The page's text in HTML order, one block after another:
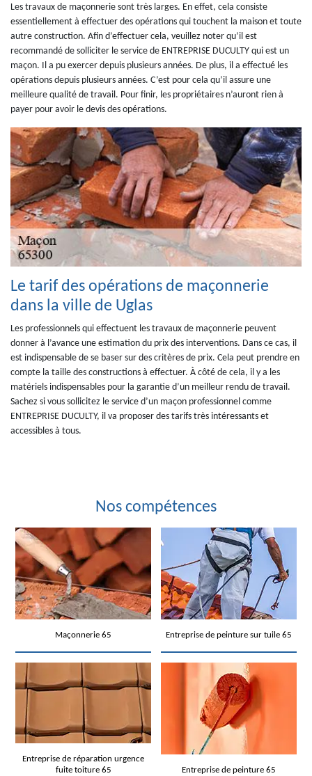
Les travaux de maçonnerie sont très larges. En effet, cela consiste
essentiellement à effectuer des opérations qui touchent la maison et toute
autre construction. Afin d’effectuer cela, veuillez noter qu’il est
recommandé de solliciter le service de ENTREPRISE DUCULTY qui est un
maçon. Il a pu exercer depuis plusieurs années. De plus, il a effectué les
opérations depuis plusieurs années. C’est pour cela qu’il assure une
meilleure qualité de travail. Pour finir, les propriétaires n’auront rien à
payer pour avoir le devis des opérations.
Le tarif des opérations de maçonnerie
dans la ville de Uglas
Les professionnels qui effectuent les travaux de maçonnerie peuvent
donner à l’avance une estimation du prix des interventions. Dans ce cas, il
est indispensable de se baser sur des critères de prix. Cela peut prendre en
compte la taille des constructions à effectuer. À côté de cela, il y a les
matériels indispensables pour la garantie d’un meilleur rendu de travail.
Sachez si vous sollicitez le service d’un maçon professionnel comme
ENTREPRISE DUCULTY, il va proposer des tarifs très intéressants et
accessibles à tous.
Nos compétences
Maçonnerie 65 Entreprise de peinture sur tuile 65
Entreprise de réparation urgence
fuite toiture 65
Entreprise de peinture 65